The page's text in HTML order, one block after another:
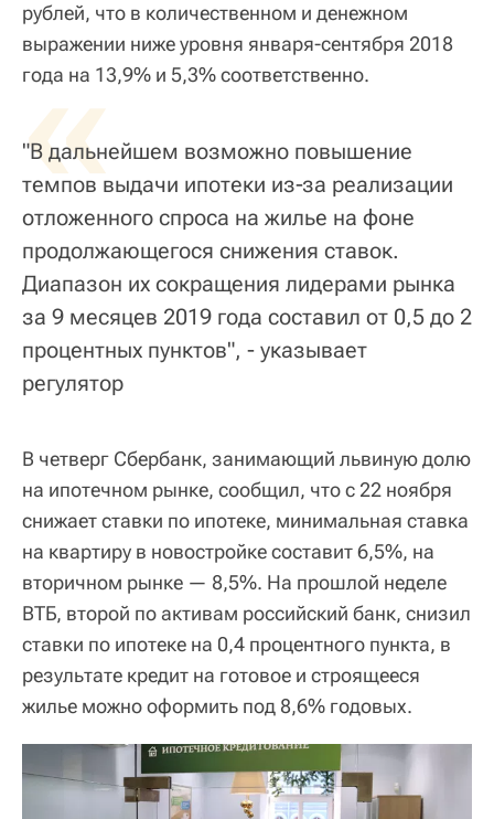
рублей, что в количественном и денежном
выражении ниже уровня января-сентября 2018
года на 13,9% и 5,3% соответственно.
«
"В дальнейшем возможно повышение
темпов выдачи ипотеки из‑за реализации
отложенного спроса на жилье на фоне
продолжающегося снижения ставок.
Диапазон их сокращения лидерами рынка
за 9 месяцев 2019 года составил от 0,5 до 2
процентных пунктов", - указывает
регулятор
В четверг Сбербанк, занимающий львиную долю
на ипотечном рынке, сообщил, что с 22 ноября
снижает ставки по ипотеке, минимальная ставка
на квартиру в новостройке составит 6,5%, на
вторичном рынке — 8,5%. На прошлой неделе
ВТБ, второй по активам российский банк, снизил
ставки по ипотеке на 0,4 процентного пункта, в
результате кредит на готовое и строящееся
жилье можно оформить под 8,6% годовых.